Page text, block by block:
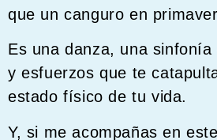
que un canguro en
Es una danza, una
y esfuerzos que te
estado físico de tu vida.
Y, si me acompañas en